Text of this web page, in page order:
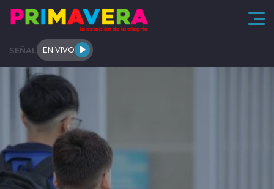
SEÑAL EN VIVO
Actualidad
Arica y Parinacota
Regional
Tendencias